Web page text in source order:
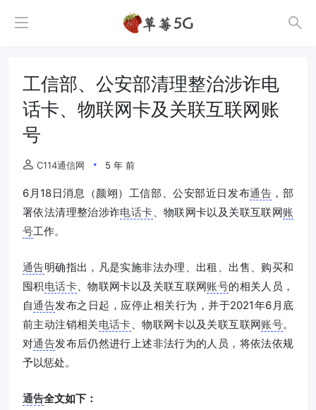
工信部、公安部清理整治涉诈电
话卡、物联网卡及关联互联网账
号
C114通信网 5 年 前
6月18日消息（颜翊）工信部、公安部近日发布通告 ，部
署依法清理整治涉诈电话卡 、物联网卡以及关联互联网账
号工作。
通告明确指出，凡是实施非法办理、出租、出售、购买和
囤积电话卡、物联网卡以及关联互联网账号的相关人员，
自通告发布之日起，应停止相关行为，并于2021年6月底
前主动注销相关电话卡 、物联网卡以及关联互联网账号。
对通告发布后仍然进行上述非法行为的人员，将依法依规
予以惩处。
通告全文如下：